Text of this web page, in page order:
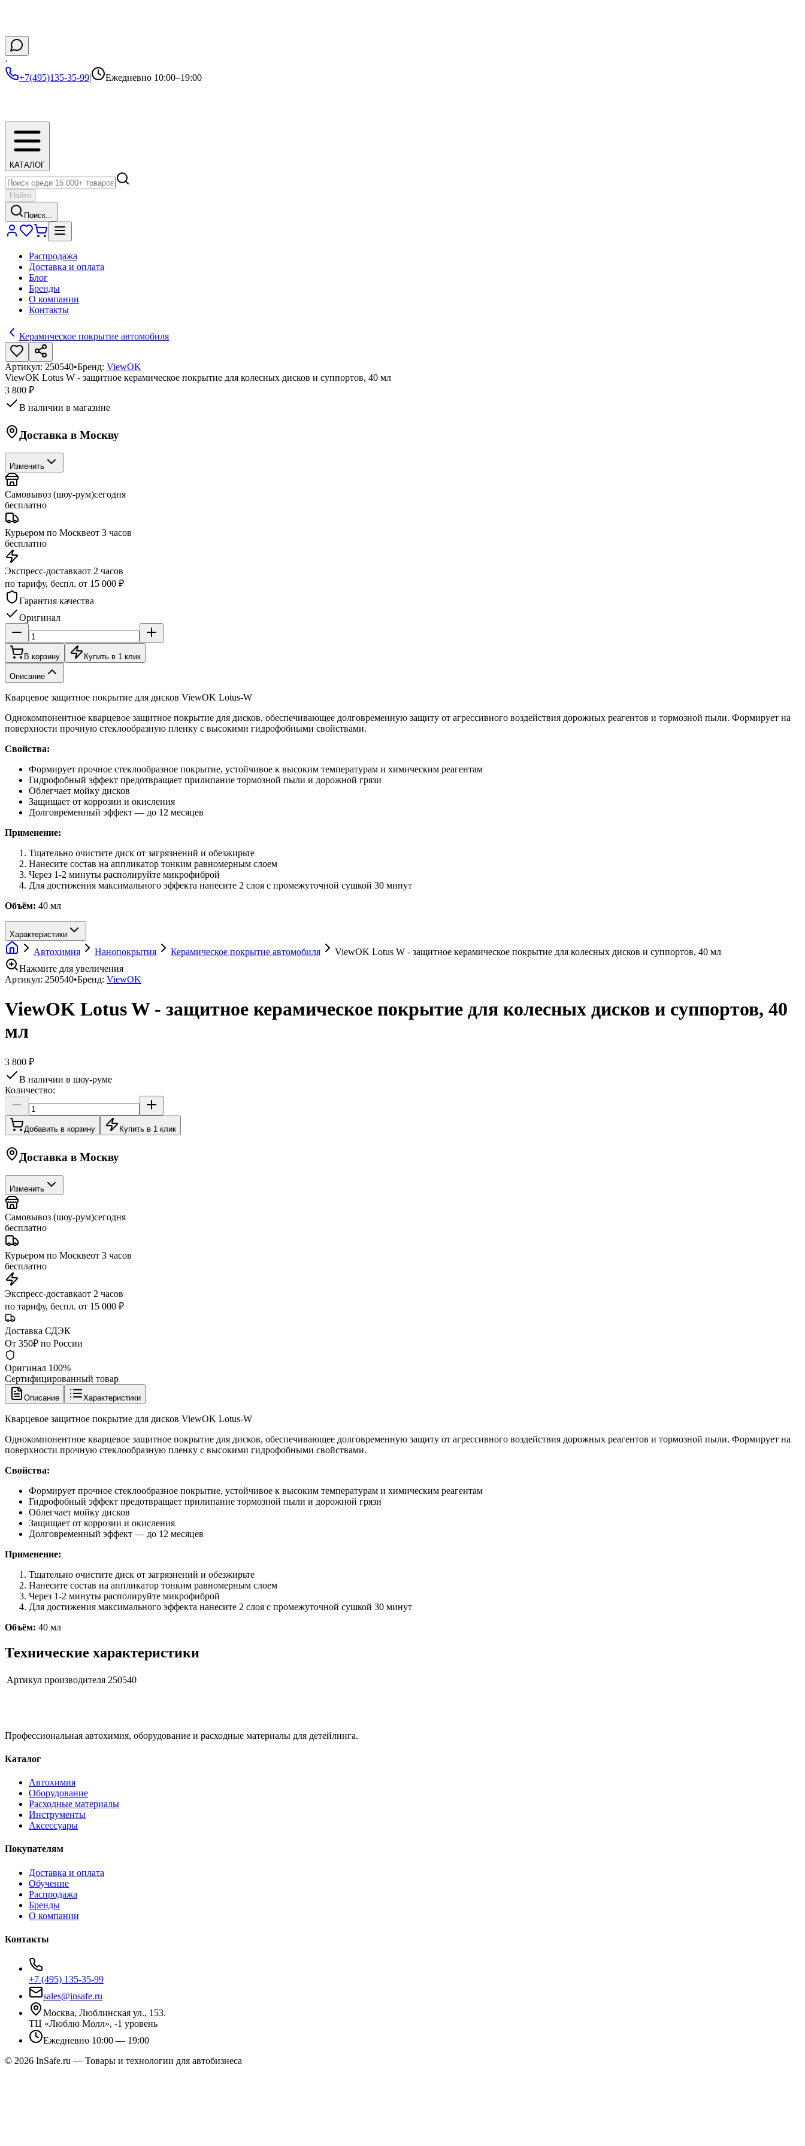
·
+7(495)135-35-99| Ежедневно 10:00–19:00
КАТАЛОГ
Найти
Поиск...
Распродажа
Доставка и оплата
Блог
Бренды
О компании
Контакты
Керамическое покрытие автомобиля
Артикул: 250540•Бренд: ViewOK
ViewOK Lotus W - защитное керамическое покрытие для колесных дисков и суппортов, 40 мл
3 800 ₽
В наличии в магазине
Доставка в Москву
Изменить
Самовывоз (шоу-рум)сегодня
бесплатно
Курьером по Москвеот 3 часов
бесплатно
Экспресс-доставкаот 2 часов
по тарифу, беспл. от 15 000 ₽
Гарантия качества
Оригинал
В корзину Купить в 1 клик
Описание
Кварцевое защитное покрытие для дисков ViewOK Lotus-W
Однокомпонентное кварцевое защитное покрытие для дисков, обеспечивающее долговременную защиту от агрессивного воздействия дорожных реагентов и тормозной пыли. Формирует на
поверхности прочную стеклообразную пленку с высокими гидрофобными свойствами.
Свойства:
Формирует прочное стеклообразное покрытие, устойчивое к высоким температурам и химическим реагентам
Гидрофобный эффект предотвращает прилипание тормозной пыли и дорожной грязи
Облегчает мойку дисков
Защищает от коррозии и окисления
Долговременный эффект — до 12 месяцев
Применение:
Тщательно очистите диск от загрязнений и обезжирьте
Нанесите состав на аппликатор тонким равномерным слоем
Через 1-2 минуты располируйте микрофиброй
Для достижения максимального эффекта нанесите 2 слоя с промежуточной сушкой 30 минут
Объём: 40 мл
Характеристики
Автохимия Нанопокрытия Керамическое покрытие автомобиля
ViewOK Lotus W - защитное керамическое покрытие для колесных дисков и суппортов, 40 мл
Нажмите для увеличения
Артикул: 250540•Бренд: ViewOK
ViewOK Lotus W - защитное керамическое покрытие для колесных дисков и суппортов, 40
мл
3 800 ₽
В наличии в шоу-руме
Количество:
Добавить в корзину Купить в 1 клик
Доставка в Москву
Изменить
Самовывоз (шоу-рум)сегодня
бесплатно
Курьером по Москвеот 3 часов
бесплатно
Экспресс-доставкаот 2 часов
по тарифу, беспл. от 15 000 ₽
Доставка СДЭК
От 350₽ по России
Оригинал 100%
Сертифицированный товар
Описание Характеристики
Кварцевое защитное покрытие для дисков ViewOK Lotus-W
Однокомпонентное кварцевое защитное покрытие для дисков, обеспечивающее долговременную защиту от агрессивного воздействия дорожных реагентов и тормозной пыли. Формирует на
поверхности прочную стеклообразную пленку с высокими гидрофобными свойствами.
Свойства:
Формирует прочное стеклообразное покрытие, устойчивое к высоким температурам и химическим реагентам
Гидрофобный эффект предотвращает прилипание тормозной пыли и дорожной грязи
Облегчает мойку дисков
Защищает от коррозии и окисления
Долговременный эффект — до 12 месяцев
Применение:
Тщательно очистите диск от загрязнений и обезжирьте
Нанесите состав на аппликатор тонким равномерным слоем
Через 1-2 минуты располируйте микрофиброй
Для достижения максимального эффекта нанесите 2 слоя с промежуточной сушкой 30 минут
Объём: 40 мл
Технические характеристики
Артикул производителя 250540
Профессиональная автохимия, оборудование и расходные материалы для детейлинга.
Каталог
Автохимия
Оборудование
Расходные материалы
Инструменты
Аксессуары
Покупателям
Доставка и оплата
Обучение
Распродажа
Бренды
О компании
Контакты
+7 (495) 135-35-99
sales@insafe.ru
Москва, Люблинская ул., 153.
ТЦ «Люблю Молл», -1 уровень
Ежедневно 10:00 — 19:00
© 2026 InSafe.ru — Товары и технологии для автобизнеса